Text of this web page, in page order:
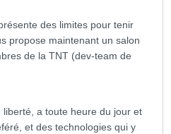
des limites pour tenir
propose maintenant un salon
de la TNT (dev-team de
a toute heure du jour et
et des technologies qui y